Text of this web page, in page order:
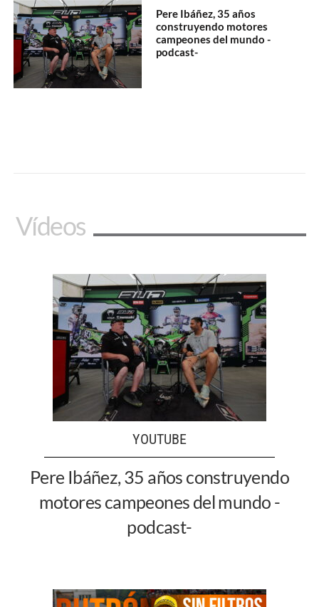
Pere Ibáñez, 35 años
construyendo motores
campeones del mundo -
podcast-
Vídeos
YOUTUBE
Pere Ibáñez, 35 años construyendo
motores campeones del mundo -
podcast-